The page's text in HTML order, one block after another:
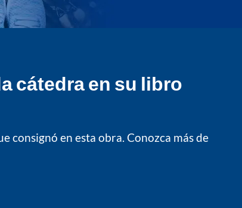
cátedra en su libro
consignó en esta obra. Conozca más de